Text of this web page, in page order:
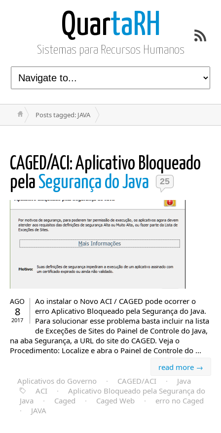
QuartaRH
Sistemas para Recursos Humanos
Posts tagged: JAVA
CAGED/ACI: Aplicativo Bloqueado
pela Segurança do Java 25
AGO
8
2017
Ao instalar o Novo ACI / CAGED pode ocorrer o
erro Aplicativo Bloqueado pela Segurança do Java.
Para solucionar esse problema basta incluir na lista
de Exceções de Sites do Painel de Controle do Java,
na aba Segurança, a URL do site do CAGED. Veja o
Procedimento: Localize e abra o Painel de Controle do ...
read more →
Aplicativos do Governo
· CAGED/ACI ·
Java
ACI
·
Aplicativo Bloqueado pela Segurança do
Java
· Caged · Caged Web ·
erro no Caged
·
JAVA